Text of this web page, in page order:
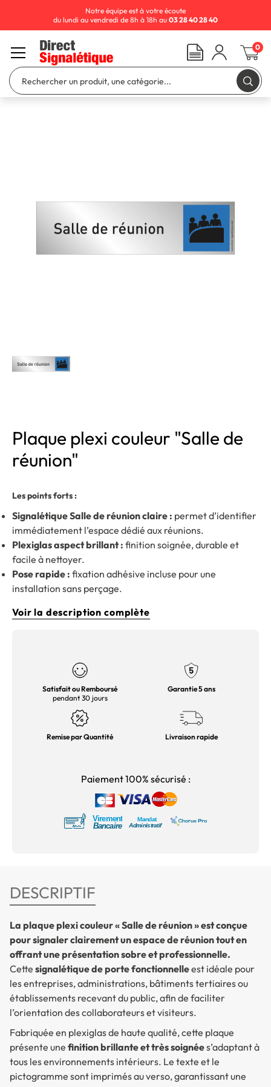
Plaque plexi couleur "Salle de
réunion"
Les points forts :
Signalétique Salle de réunion claire : permet d’identifier
immédiatement l’espace dédié aux réunions.
Plexiglas aspect brillant : finition soignée, durable et
facile à nettoyer.
Pose rapide : fixation adhésive incluse pour une
installation sans perçage.
Voir la description complète
Satisfait ou Remboursé
pendant 30 jours
Garantie 5 ans
Remise par Quantité Livraison rapide
Paiement 100% sécurisé :
DESCRIPTIF
La plaque plexi couleur « Salle de réunion » est conçue
pour signaler clairement un espace de réunion tout en
offrant une présentation sobre et professionnelle.
Cette signalétique de porte fonctionnelleest idéale pour
les entreprises, administrations, bâtiments tertiaires ou
établissements recevant du public, afin de faciliter
l’orientation des collaborateurs et visiteurs.
Fabriquée en plexiglas de haute qualité, cette plaque
présente une finition brillante et très soignées’adaptant à
tous les environnements intérieurs. Le texte et le
pictogramme sont imprimés au verso, garantissant une
Notre équipe est à votre écoute
du lundi au vendredi de 8h à 18h au 03 28 40 28 40
0